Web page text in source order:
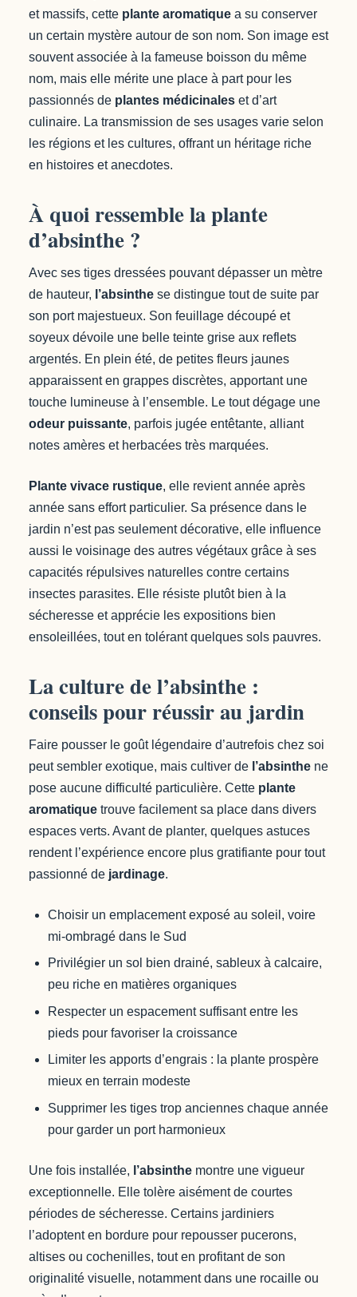
et massifs, cette plante aromatique a su conserver
un certain mystère autour de son nom. Son image est
souvent associée à la fameuse boisson du même
nom, mais elle mérite une place à part pour les
passionnés de plantes médicinales et d’art
culinaire. La transmission de ses usages varie selon
les régions et les cultures, offrant un héritage riche
en histoires et anecdotes.
À quoi ressemble la plante
d’absinthe ?
Avec ses tiges dressées pouvant dépasser un mètre
de hauteur, l’absinthe se distingue tout de suite par
son port majestueux. Son feuillage découpé et
soyeux dévoile une belle teinte grise aux reflets
argentés. En plein été, de petites fleurs jaunes
apparaissent en grappes discrètes, apportant une
touche lumineuse à l’ensemble. Le tout dégage une
odeur puissante, parfois jugée entêtante, alliant
notes amères et herbacées très marquées.
Plante vivace rustique, elle revient année après
année sans effort particulier. Sa présence dans le
jardin n’est pas seulement décorative, elle influence
aussi le voisinage des autres végétaux grâce à ses
capacités répulsives naturelles contre certains
insectes parasites. Elle résiste plutôt bien à la
sécheresse et apprécie les expositions bien
ensoleillées, tout en tolérant quelques sols pauvres.
La culture de l’absinthe :
conseils pour réussir au jardin
Faire pousser le goût légendaire d’autrefois chez soi
peut sembler exotique, mais cultiver de l’absinthe ne
pose aucune difficulté particulière. Cette plante
aromatique trouve facilement sa place dans divers
espaces verts. Avant de planter, quelques astuces
rendent l’expérience encore plus gratifiante pour tout
passionné de jardinage.
Choisir un emplacement exposé au soleil, voire
mi-ombragé dans le Sud
Privilégier un sol bien drainé, sableux à calcaire,
peu riche en matières organiques
Respecter un espacement suffisant entre les
pieds pour favoriser la croissance
Limiter les apports d’engrais : la plante prospère
mieux en terrain modeste
Supprimer les tiges trop anciennes chaque année
pour garder un port harmonieux
Une fois installée, l’absinthe montre une vigueur
exceptionnelle. Elle tolère aisément de courtes
périodes de sécheresse. Certains jardiniers
l’adoptent en bordure pour repousser pucerons,
altises ou cochenilles, tout en profitant de son
originalité visuelle, notamment dans une rocaille ou